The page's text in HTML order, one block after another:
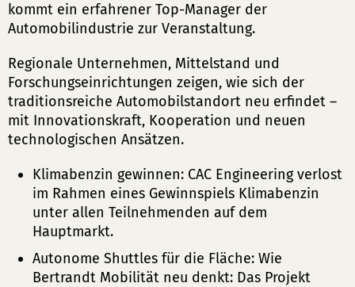
kommt ein erfahrener Top-Manager der
Automobilindustrie zur Veranstaltung.
Regionale Unternehmen, Mittelstand und
Forschungseinrichtungen zeigen, wie sich der
traditionsreiche Automobilstandort neu erfindet –
mit Innovationskraft, Kooperation und neuen
technologischen Ansätzen.
Klimabenzin gewinnen: CAC Engineering verlost
im Rahmen eines Gewinnspiels Klimabenzin
unter allen Teilnehmenden auf dem
Hauptmarkt.
Autonome Shuttles für die Fläche: Wie
Bertrandt Mobilität neu denkt: Das Projekt